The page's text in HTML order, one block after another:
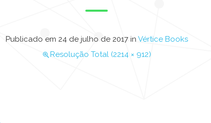
Publicado em 24 de julho de 2017in Vértice Books
Resolução Total (2214 × 912)